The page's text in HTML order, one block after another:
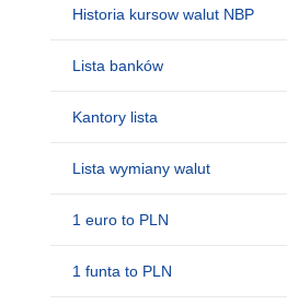
Historia kursow walut NBP
Lista banków
Kantory lista
Lista wymiany walut
1 euro to PLN
1 funta to PLN